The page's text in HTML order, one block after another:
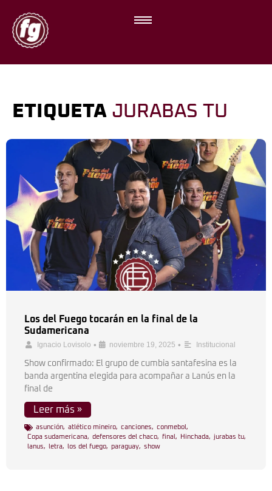
ETIQUETA JURABAS TU
Los del Fuego tocarán en la final de la
Sudamericana
Ignacio Lovisolo • noviembre 19, 2025 • Institucional
Show confirmado: El grupo de cumbia santafesina es la
banda argentina elegida para acompañar a Lanús en la
final de
Leer más »
asunción, atlético mineiro, canciones, conmebol ,
Copa sudamericana, defensores del chaco, final , Hinchada, jurabas tu,
lanus, letra, los del fuego, paraguay, show